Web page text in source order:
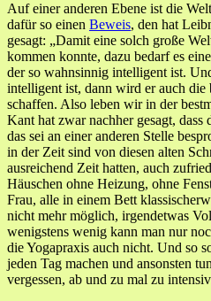
Auf einer anderen Ebene ist die
dafür so einen Beweis, den hat
gesagt: „Damit eine solch große
kommen konnte, dazu bedarf es
der so wahnsinnig intelligent ist.
intelligent ist, dann wird er auch die
schaffen. Also leben wir in der
Kant hat zwar nachher gesagt, dass
das sei an einer anderen Stelle
in der Zeit sind von diesen alten
ausreichend Zeit hatten, auch
Häuschen ohne Heizung, ohne
Frau, alle in einem Bett
nicht mehr möglich, irgendetwas
wenigstens wenig kann man nur
die Yogapraxis auch nicht. Und so
jeden Tag machen und ansonsten
vergessen, ab und zu mal zu